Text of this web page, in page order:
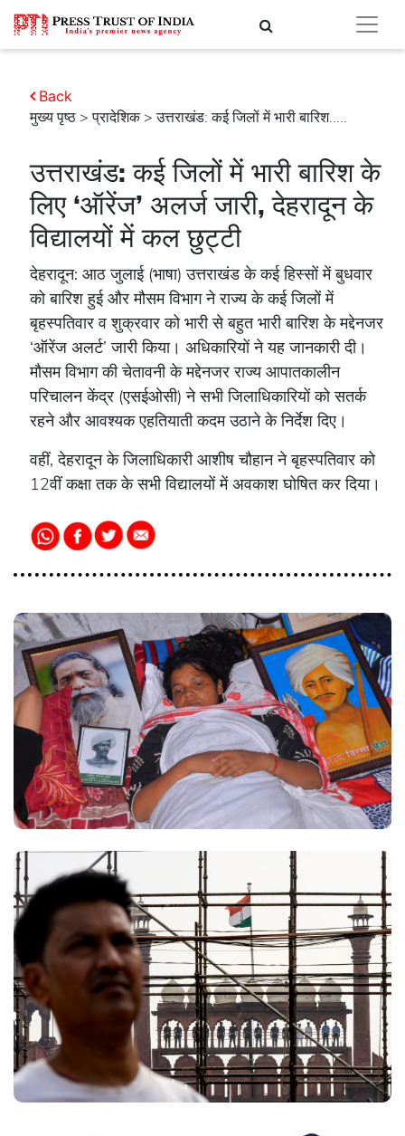
मुख्य पृष्ठ >प्रादेशिक> उत्तराखंड: कई जिलों में भारी बारिश.....
Back
उत्तराखंड: कई जिलों में भारी बारिश के
लिए ‘ऑरेंज’ अलर्ज जारी, देहरादून के
विद्यालयों में कल छुट्टी
देहरादून: आठ जुलाई (भाषा) उत्तराखंड के कई हिस्सों में बुधवार
को बारिश हुई और मौसम विभाग ने राज्य के कई जिलों में
बृहस्पतिवार व शुक्रवार को भारी से बहुत भारी बारिश के मद्देनजर
‘ऑरेंज अलर्ट’ जारी किया। अधिकारियों ने यह जानकारी दी।
मौसम विभाग की चेतावनी के मद्देनजर राज्य आपातकालीन
परिचालन केंद्र (एसईओसी) ने सभी जिलाधिकारियों को सतर्क
रहने और आवश्यक एहतियाती कदम उठाने के निर्देश दिए।
वहीं, देहरादून के जिलाधिकारी आशीष चौहान ने बृहस्पतिवार को
12वीं कक्षा तक के सभी विद्यालयों में अवकाश घोषित कर दिया।